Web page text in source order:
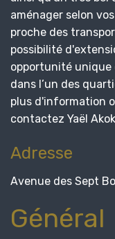
aménager selon
proche des
possibilité
opportunité unique
dans l’un des
plus d'information
contactez Yaël
Adresse
Avenue des Sept
Général